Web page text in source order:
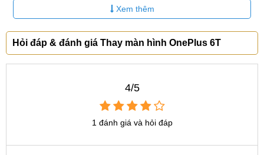
Tại Đà Nẵng
CN 6:97 Hàm Nghi, Q.Thanh Khê
thay màn hình oneplus 6t giá bao nhiêu
thay màn hình oneplus 6t ở đâu
Xem thêm
Hỏi đáp & đánh giá Thay màn hình OnePlus 6T
4/5
1 đánh giá và hỏi đáp